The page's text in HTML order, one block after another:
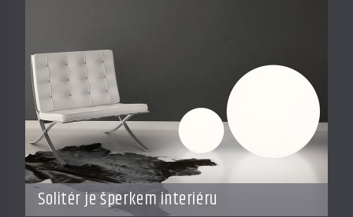
Solitér je šperkem interiéru